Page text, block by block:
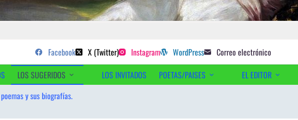
poemas de medio pelo y poetas sugeridos
Facebook X (Twitter) Instagram WordPress Correo electrónico
LOS SUGERIDOS LOS INVITADOS POETAS/PAISES EL EDITOR
poemas y sus biografías.